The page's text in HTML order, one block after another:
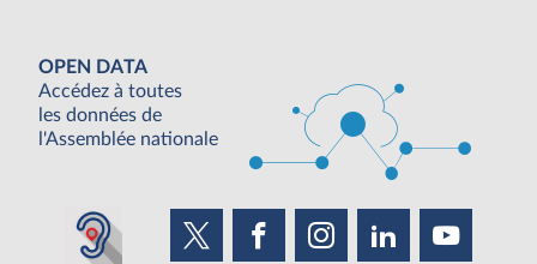
OPEN DATA
Accédez à toutes
les données de
l'Assemblée nationale